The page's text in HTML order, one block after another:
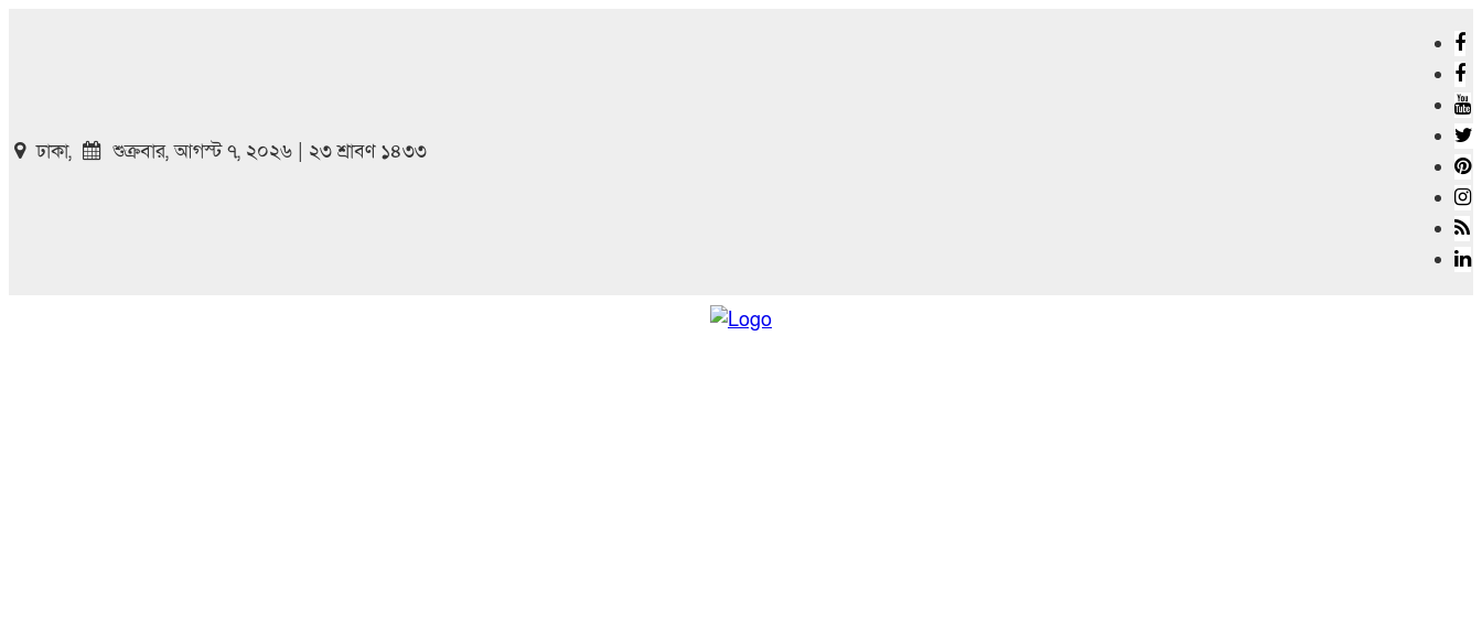
ঢাকা, শুক্রবার, আগস্ট ৭, ২০২৬ | ২৩ শ্রাবণ ১৪৩৩